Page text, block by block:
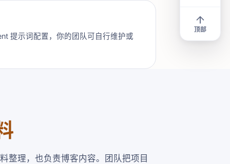
提示词配置，你的团队可自行维护或
整理，也负责博客内容。团队把项目
顶部